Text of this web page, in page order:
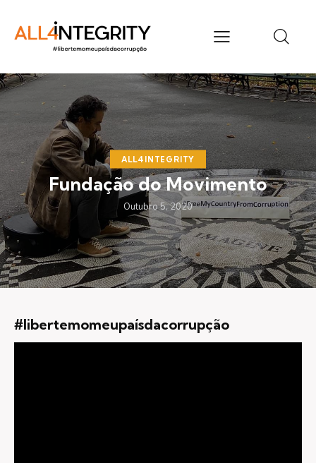
ALL4INTEGRITY
Fundação do Movimento
Outubro 5, 2020
#libertemomeupaísdacorrupção